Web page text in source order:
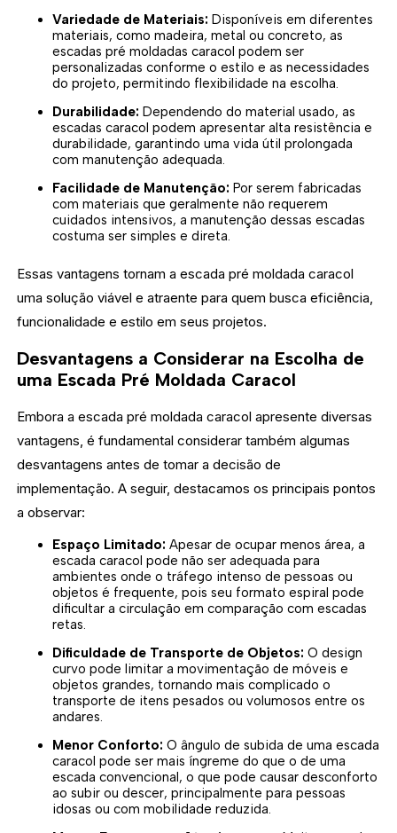
Variedade de Materiais: Disponíveis em diferentes
materiais, como madeira, metal ou concreto, as
escadas pré moldadas caracol podem ser
personalizadas conforme o estilo e as necessidades
do projeto, permitindo flexibilidade na escolha.
Durabilidade: Dependendo do material usado, as
escadas caracol podem apresentar alta resistência e
durabilidade, garantindo uma vida útil prolongada
com manutenção adequada.
Facilidade de Manutenção: Por serem fabricadas
com materiais que geralmente não requerem
cuidados intensivos, a manutenção dessas escadas
costuma ser simples e direta.
Essas vantagens tornam a escada pré moldada caracol
uma solução viável e atraente para quem busca eficiência,
funcionalidade e estilo em seus projetos.
Desvantagens a Considerar na Escolha de
uma Escada Pré Moldada Caracol
Embora a escada pré moldada caracol apresente diversas
vantagens, é fundamental considerar também algumas
desvantagens antes de tomar a decisão de
implementação. A seguir, destacamos os principais pontos
a observar:
Espaço Limitado: Apesar de ocupar menos área, a
escada caracol pode não ser adequada para
ambientes onde o tráfego intenso de pessoas ou
objetos é frequente, pois seu formato espiral pode
dificultar a circulação em comparação com escadas
retas.
Dificuldade de Transporte de Objetos: O design
curvo pode limitar a movimentação de móveis e
objetos grandes, tornando mais complicado o
transporte de itens pesados ou volumosos entre os
andares.
Menor Conforto: O ângulo de subida de uma escada
caracol pode ser mais íngreme do que o de uma
escada convencional, o que pode causar desconforto
ao subir ou descer, principalmente para pessoas
idosas ou com mobilidade reduzida.